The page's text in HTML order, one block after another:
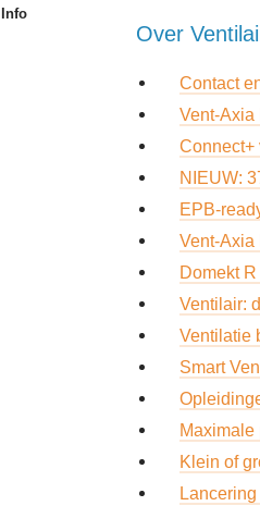
Info
Over
Contact
Vent-Axia
Connect+
NIEUW:
EPB-
Vent-Axia
Domekt
Ventilair:
Ventilatie
Smart
Maximale
Klein of